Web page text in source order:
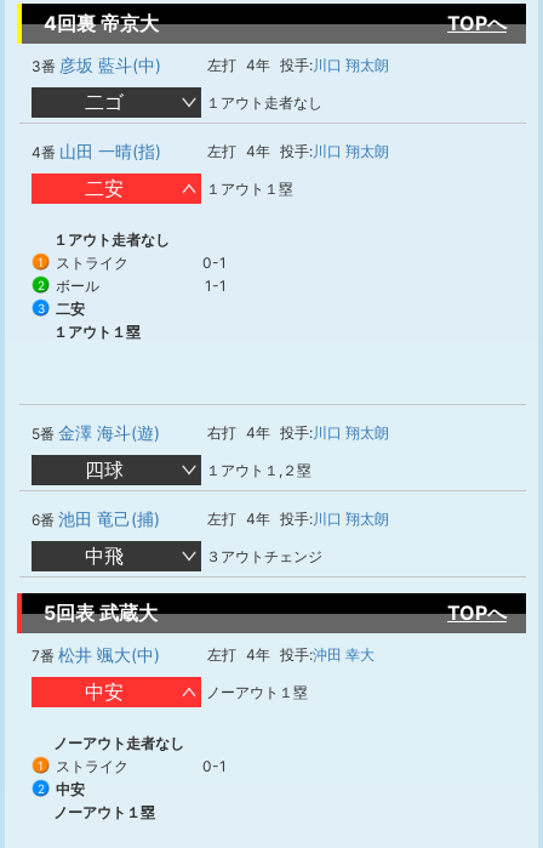
4回裏 帝京大 TOPへ
3番 彦坂 藍斗(中) 左打 4年 投手:川口 翔太朗
二ゴ １アウト走者なし
4番 山田 一晴(指) 左打 4年 投手:川口 翔太朗
二安 １アウト１塁
１アウト走者なし
1 ストライク 0-1
2 ボール 1-1
3
二安
１アウト１塁
5番 金澤 海斗(遊) 右打 4年 投手:川口 翔太朗
四球 １アウト１,２塁
6番 池田 竜己(捕) 左打 4年 投手:川口 翔太朗
中飛 ３アウトチェンジ
5回表 武蔵大 TOPへ
7番 松井 颯大(中) 左打 4年 投手:沖田 幸大
中安 ノーアウト１塁
ノーアウト走者なし
1 ストライク 0-1
2
中安
ノーアウト１塁